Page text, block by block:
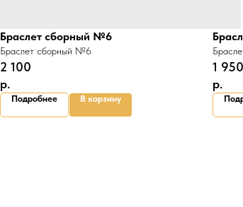
Браслет сборный №6
Браслет сборный №6
2 100
р.
Подробнее В корзину
1 950
р.